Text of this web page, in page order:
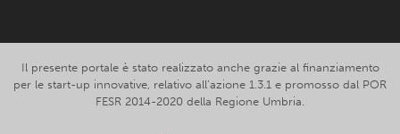
Il presente portale è stato realizzato anche grazie al finanziamento
per le start-up innovative, relativo all’azione 1.3.1 e promosso dal POR
FESR 2014-2020 della Regione Umbria.